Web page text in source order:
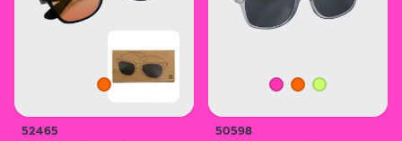
52465 50598